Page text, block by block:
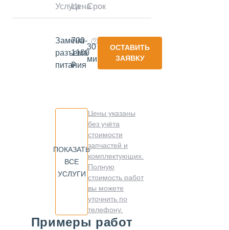
УслугаЦенаСрок
Замена
разъема
питания
700-
1100
₽
30
минут
ОСТАВИТЬ
ЗАЯВКУ
ПОКАЗАТЬ
ВСЕ
УСЛУГИ
Цены указаны
без учёта
стоимости
запчастей и
комплектующих.
Полную
стоимость работ
вы можете
уточнить по
телефону.
Примеры работ